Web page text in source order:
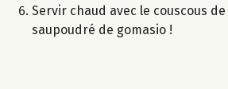
Servir chaud avec le couscous
saupoudré de gomasio !